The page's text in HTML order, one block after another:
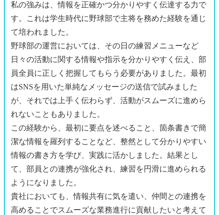
私の強みは、情報を正確かつ分かりやすく伝達する力で
す。これは学生時代に野球部で主将を務めた経験を通じ
て培われました。
野球部の運営においては、その日の練習メニューなど
日々の活動に関する情報や指示を分かりやすく伝え、部
員全員に正しく把握してもらう必要がありました。最初
はSNSを用いた単純なメッセージの送信で試みました
が、それでは上手く伝わらず、活動がスムーズに進めら
れないこともありました。
この経験から、最初に要点を述べること、箇条書きで簡
潔な情報を羅列することなど、整然として分かりやすい
情報の書き方を学び、実践に活かしました。結果とし
て、部員との連携が強化され、練習を円滑に進められる
ようになりました。
貴社においても、情報共有に気を遣い、仲間との連携を
高めることでスムーズな業務進行に貢献したいと考えて